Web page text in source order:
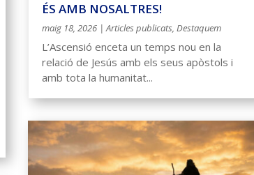
ÉS AMB NOSALTRES!
maig 18, 2026|Articles publicats, Destaquem
L’Ascensió enceta un temps nou en la
relació de Jesús amb els seus apòstols i
amb tota la humanitat...